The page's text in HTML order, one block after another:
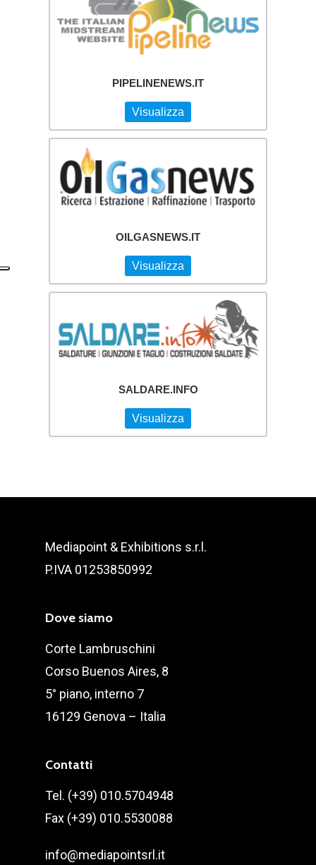
PIPELINENEWS.IT
Visualizza
OILGASNEWS.IT
Visualizza
SALDARE.INFO
Visualizza
Mediapoint & Exhibitions s.r.l.
P.IVA 01253850992
Dove siamo
Corte Lambruschini
Corso Buenos Aires, 8
5° piano, interno 7
16129 Genova – Italia
Contatti
Tel. (+39) 010.5704948
Fax (+39) 010.5530088
info@mediapointsrl.it